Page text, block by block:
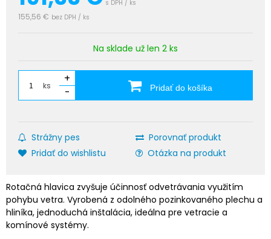
s DPH / ks
155,56 € bez DPH / ks
Na sklade už len 2 ks
ks
+
-
Pridať do košíka
Strážny pes
Porovnať produkt
Pridať do wishlistu
Otázka na produkt
Rotačná hlavica zvyšuje účinnosť odvetrávania využitím
pohybu vetra. Vyrobená z odolného pozinkovaného plechu a
hliníka, jednoduchá inštalácia, ideálna pre vetracie a
komínové systémy.